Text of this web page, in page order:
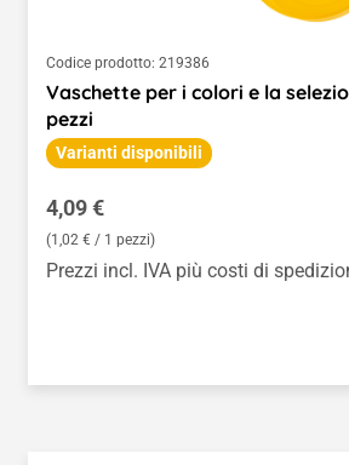
Codice prodotto: 219386
Vaschette per i colori e la
pezzi
Varianti disponibili
Prezzo normale:
4,09 €
(1,02 € / 1 pezzi)
Prezzi incl. IVA più costi di